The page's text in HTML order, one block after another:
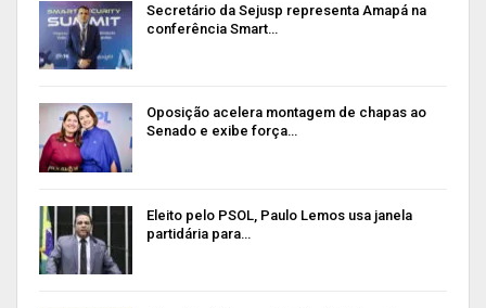
Secretário da Sejusp representa Amapá na
conferência Smart…
Oposição acelera montagem de chapas ao
Senado e exibe força…
Eleito pelo PSOL, Paulo Lemos usa janela
partidária para…